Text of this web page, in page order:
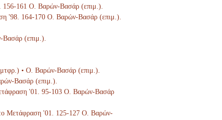
156-161 Ο. Βαρών-Βασάρ (επιμ.).
'98. 164-170 Ο. Βαρών-Βασάρ (επιμ.).
(επιμ.).
• Ο. Βαρών-Βασάρ (επιμ.).
Βασάρ (επιμ.).
'01. 95-103 Ο. Βαρών-Βασάρ
Μετάφραση '01. 125-127 Ο. Βαρών-